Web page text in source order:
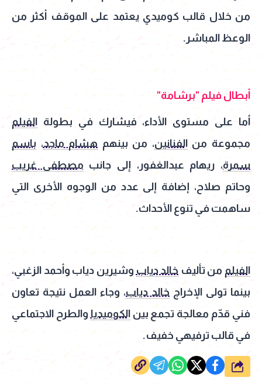
من خلال قالب كوميدي يعتمد على الموقف أكثر من
الوعظ المباشر.
أبطال فيلم "برشامة"
أما على مستوى الأداء، فيشارك في بطولة الفيلم
مجموعة منالفنانين، من بينهم هشام ماجد، باسم
سمرة، ريهام عبدالغفور، إلى جانب مصطفى غريب
وحاتم صلاح، إضافة إلى عدد من الوجوه الأخرى التي
ساهمت في تنوع الأحداث.
الفيلم من تأليف خالد دياب وشيرين دياب وأحمد الزغبي،
بينما تولى الإخراج خالد دياب، وجاء العمل نتيجة تعاون
فني قدّم معالجة تجمع بينالكوميديا والطرح الاجتماعي
في قالب ترفيهي خفيف.
شارك